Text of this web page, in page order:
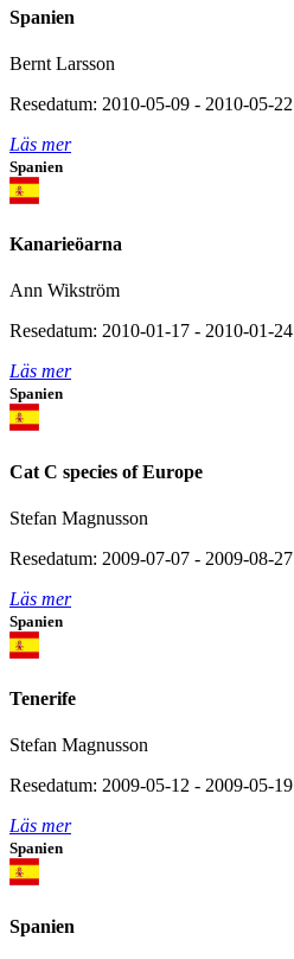
Spanien
Bernt Larsson
Resedatum: 2010-05-09 - 2010-05-22
Läs mer
Spanien
Kanarieöarna
Ann Wikström
Resedatum: 2010-01-17 - 2010-01-24
Läs mer
Spanien
Cat C species of Europe
Stefan Magnusson
Resedatum: 2009-07-07 - 2009-08-27
Läs mer
Spanien
Tenerife
Stefan Magnusson
Resedatum: 2009-05-12 - 2009-05-19
Läs mer
Spanien
Spanien